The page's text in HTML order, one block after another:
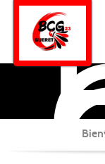
Panneau de gestion